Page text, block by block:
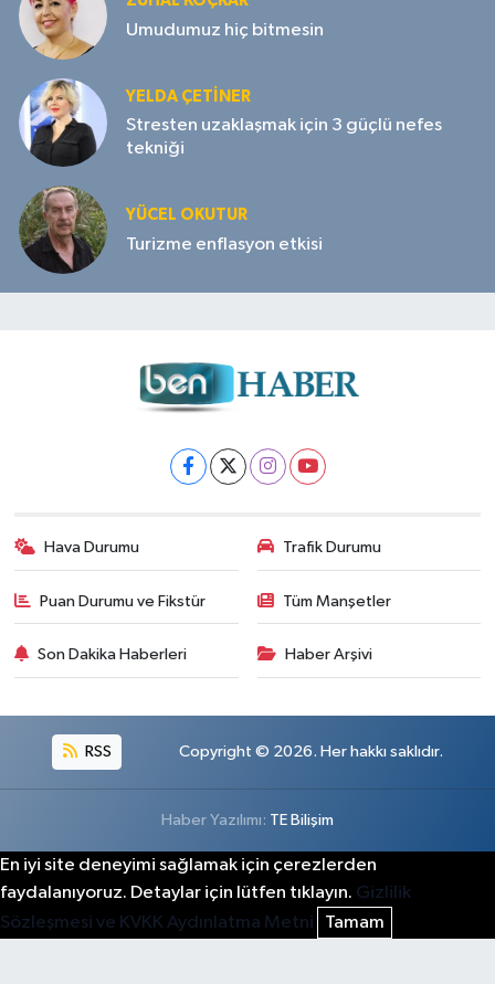
Umudumuz hiç bitmesin
YELDA ÇETİNER
Stresten uzaklaşmak için 3 güçlü nefes
tekniği
YÜCEL OKUTUR
Turizme enflasyon etkisi
Hava Durumu Trafik Durumu
Puan Durumu ve Fikstür Tüm Manşetler
Son Dakika Haberleri Haber Arşivi
RSS Copyright © 2026. Her hakkı saklıdır.
Haber Yazılımı: TE Bilişim
En iyi site deneyimi sağlamak için çerezlerden
faydalanıyoruz. Detaylar için lütfen tıklayın. Gizlilik
Sözleşmesi ve KVKK Aydınlatma Metni
Tamam